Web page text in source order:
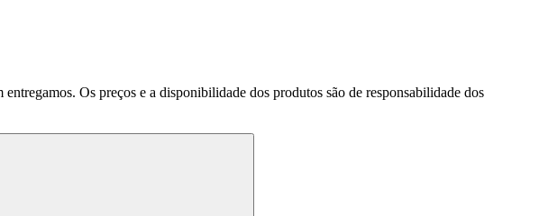
Os preços e a disponibilidade dos produtos são de responsabilidade dos